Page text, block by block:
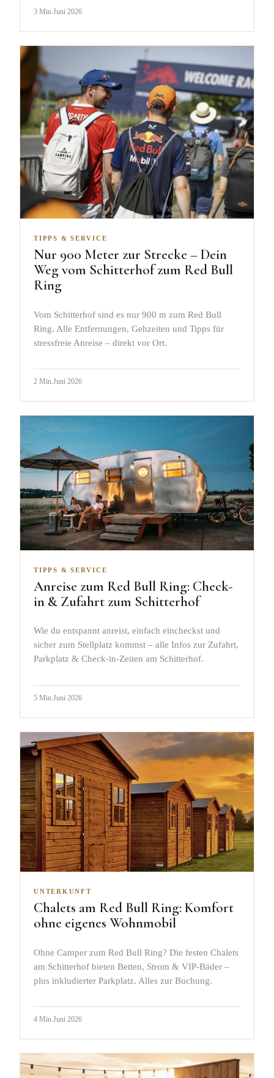
3 Min.Juni 2026
TIPPS & SERVICE
Nur 900 Meter zur Strecke – Dein
Weg vom Schitterhof zum Red Bull
Ring
Vom Schitterhof sind es nur 900 m zum Red Bull
Ring. Alle Entfernungen, Gehzeiten und Tipps für
stressfreie Anreise – direkt vor Ort.
2 Min.Juni 2026
TIPPS & SERVICE
Anreise zum Red Bull Ring: Check-
in & Zufahrt zum Schitterhof
Wie du entspannt anreist, einfach eincheckst und
sicher zum Stellplatz kommst – alle Infos zur Zufahrt,
Parkplatz & Check-in-Zeiten am Schitterhof.
5 Min. Juni 2026
UNTERKUNFT
Chalets am Red Bull Ring: Komfort
ohne eigenes Wohnmobil
Ohne Camper zum Red Bull Ring? Die festen Chalets
am Schitterhof bieten Betten, Strom & VIP-Bäder –
plus inkludierter Parkplatz. Alles zur Buchung.
4 Min.Juni 2026